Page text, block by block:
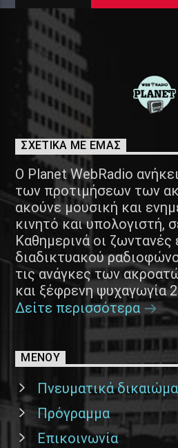
ΣΧΕΤΙΚΑ ΜΕ ΕΜΑΣ
Ο Planet WebRadio
των προτιμήσεων των
ακούνε μουσική και
κινητό και υπολογιστή,
Καθημερινά οι
διαδικτυακού
τις ανάγκες των
και ξέφρενη ψυχαγωγία
Δείτε περισσότερα
ΜΕΝΟΥ
Πνευματικά
Πρόγραμμα
Επικοινωνία